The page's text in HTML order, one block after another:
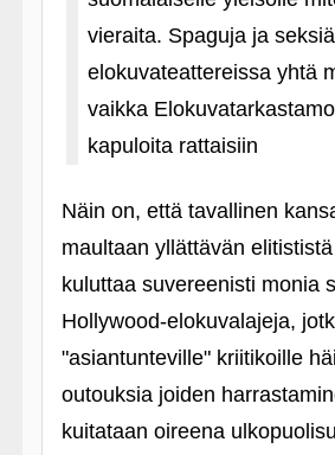
vieraita. Spaguja ja
elokuvateattereissa yhtä
vaikka
kapuloita rattaisiin
Näin on, että tavallinen
maultaan yllättävän
kuluttaa suvereenisti monia
Hollywood-elokuvalajeja,
"asiantunteville" kriitikoille
outouksia joiden
kuitataan oireena